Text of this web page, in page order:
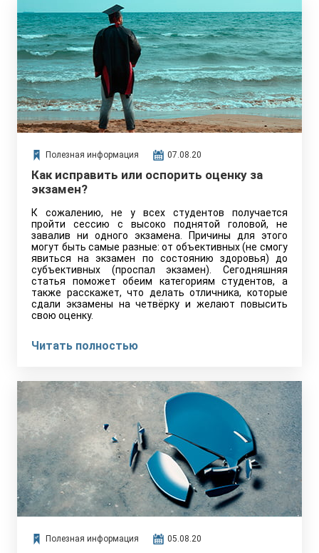
Полезная информация 07.08.20
Как исправить или оспорить оценку за
экзамен?
К сожалению, не у всех студентов получается
пройти сессию с высоко поднятой головой, не
завалив ни одного экзамена. Причины для этого
могут быть самые разные: от объективных (не смогу
явиться на экзамен по состоянию здоровья) до
субъективных (проспал экзамен). Сегодняшняя
статья поможет обеим категориям студентов, а
также расскажет, что делать отличника, которые
сдали экзамены на четвёрку и желают повысить
свою оценку.
Читать полностью
Полезная информация 05.08.20